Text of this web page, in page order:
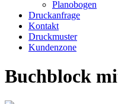
Planobogen
Druckanfrage
Kontakt
Druckmuster
Kundenzone
Buchblock